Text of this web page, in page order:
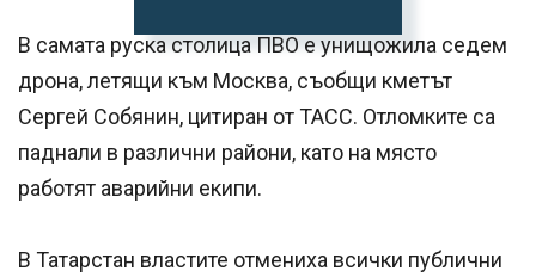
В самата руска столица ПВО е унищожила седем
дрона, летящи към Москва, съобщи кметът
Сергей Собянин, цитиран от ТАСС. Отломките са
паднали в различни райони, като на място
работят аварийни екипи.
В Татарстан властите отмениха всички публични